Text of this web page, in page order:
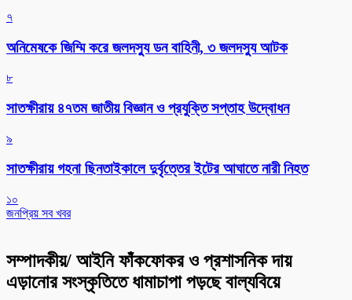
৭
অনিমেষকে জিম্মি করে জলদস্যু ডন বাহিনী, ৩ জলদস্যু আটক
৮
সাতক্ষীরায় ৪৭তম জাতীয় বিজ্ঞান ও প্রযুক্তি সপ্তাহ উদ্বোধন
৯
সাতক্ষীরায় গহনা ছিনতাইকালে দুর্বৃত্তের ইটের আঘাতে নারী নিহত
১০
জনপ্রিয় সব খবর
সম্পাদকীয়/ আইনি ফাঁকফোকর ও প্রশাসনিক দায়
এড়ানোর সংস্কৃতিতে ধামাচাপা পড়ছে বাল্যবিয়ে